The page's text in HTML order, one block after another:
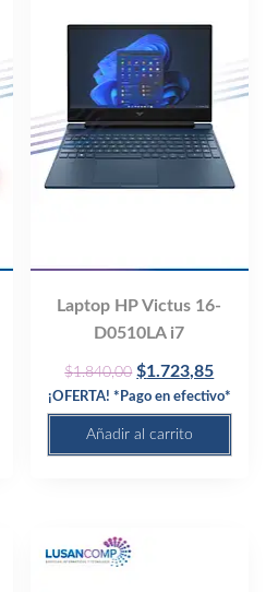
Laptop HP Victus 16-
D0510LA i7
$1.840,00 Original
price
was:
$1.840,00.
$1.723,85
price
¡OFERTA! *Pago en efectivo*
Añadir al carrito